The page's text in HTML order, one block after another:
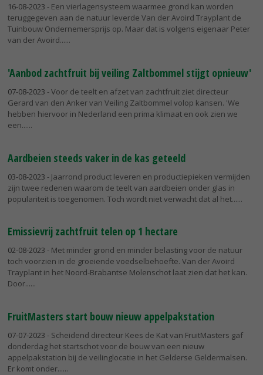
16-08-2023 - Een vierlagensysteem waarmee grond kan worden
teruggegeven aan de natuur leverde Van der Avoird Trayplant de
Tuinbouw Ondernemersprijs op. Maar dat is volgens eigenaar Peter
van der Avoird...
'Aanbod zachtfruit bij veiling Zaltbommel stijgt opnieuw'
07-08-2023 - Voor de teelt en afzet van zachtfruit ziet directeur
Gerard van den Anker van Veiling Zaltbommel volop kansen. 'We
hebben hiervoor in Nederland een prima klimaat en ook zien we
een...
Aardbeien steeds vaker in de kas geteeld
03-08-2023 - Jaarrond product leveren en productiepieken vermijden
zijn twee redenen waarom de teelt van aardbeien onder glas in
populariteit is toegenomen. Toch wordt niet verwacht dat al het...
Emissievrij zachtfruit telen op 1 hectare
02-08-2023 - Met minder grond en minder belasting voor de natuur
toch voorzien in de groeiende voedselbehoefte. Van der Avoird
Trayplant in het Noord-Brabantse Molenschot laat zien dat het kan.
Door...
FruitMasters start bouw nieuw appelpakstation
07-07-2023 - Scheidend directeur Kees de Kat van FruitMasters gaf
donderdag het startschot voor de bouw van een nieuw
appelpakstation bij de veilinglocatie in het Gelderse Geldermalsen.
Er komt onder...